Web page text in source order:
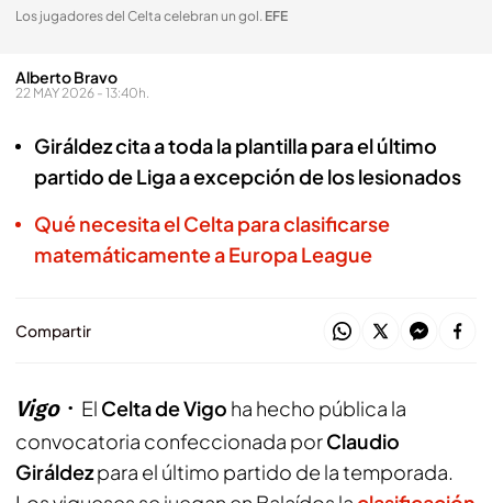
Los jugadores del Celta celebran un gol. EFE
Alberto Bravo
22 MAY 2026 - 13:40h.
Giráldez cita a toda la plantilla para el último
partido de Liga a excepción de los lesionados
Qué necesita el Celta para clasificarse
matemáticamente a Europa League
Compartir
Vigo El Celta de Vigo ha hecho pública la
convocatoria confeccionada porClaudio
Giráldezpara el último partido de la temporada.